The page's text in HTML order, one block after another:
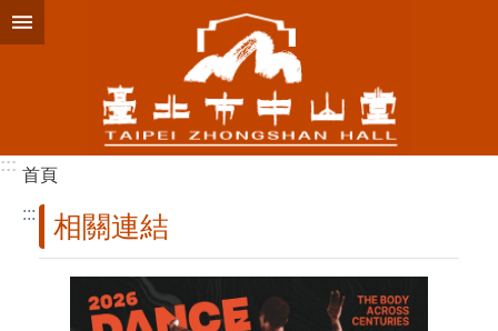
跳到主要內容區塊
:::
首頁
::: 相關連結